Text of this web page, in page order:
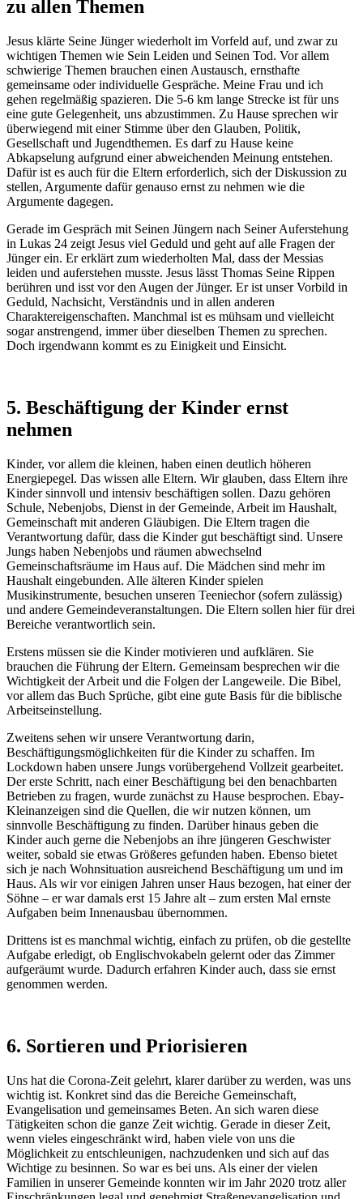
zu allen Themen
Jesus klärte Seine Jünger wiederholt im Vorfeld auf, und zwar zu
wichtigen Themen wie Sein Leiden und Seinen Tod. Vor allem
schwierige Themen brauchen einen Austausch, ernsthafte
gemeinsame oder individuelle Gespräche. Meine Frau und ich
gehen regelmäßig spazieren. Die 5-6 km lange Strecke ist für uns
eine gute Gelegenheit, uns abzustimmen. Zu Hause sprechen wir
überwiegend mit einer Stimme über den Glauben, Politik,
Gesellschaft und Jugendthemen. Es darf zu Hause keine
Abkapselung aufgrund einer abweichenden Meinung entstehen.
Dafür ist es auch für die Eltern erforderlich, sich der Diskussion zu
stellen, Argumente dafür genauso ernst zu nehmen wie die
Argumente dagegen.
Gerade im Gespräch mit Seinen Jüngern nach Seiner Auferstehung
in Lukas 24 zeigt Jesus viel Geduld und geht auf alle Fragen der
Jünger ein. Er erklärt zum wiederholten Mal, dass der Messias
leiden und auferstehen musste. Jesus lässt Thomas Seine Rippen
berühren und isst vor den Augen der Jünger. Er ist unser Vorbild in
Geduld, Nachsicht, Verständnis und in allen anderen
Charaktereigenschaften. Manchmal ist es mühsam und vielleicht
sogar anstrengend, immer über dieselben Themen zu sprechen.
Doch irgendwann kommt es zu Einigkeit und Einsicht.
5. Beschäftigung der Kinder ernst
nehmen
Kinder, vor allem die kleinen, haben einen deutlich höheren
Energiepegel. Das wissen alle Eltern. Wir glauben, dass Eltern ihre
Kinder sinnvoll und intensiv beschäftigen sollen. Dazu gehören
Schule, Nebenjobs, Dienst in der Gemeinde, Arbeit im Haushalt,
Gemeinschaft mit anderen Gläubigen. Die Eltern tragen die
Verantwortung dafür, dass die Kinder gut beschäftigt sind. Unsere
Jungs haben Nebenjobs und räumen abwechselnd
Gemeinschaftsräume im Haus auf. Die Mädchen sind mehr im
Haushalt eingebunden. Alle älteren Kinder spielen
Musikinstrumente, besuchen unseren Teeniechor (sofern zulässig)
und andere Gemeindeveranstaltungen. Die Eltern sollen hier für drei
Bereiche verantwortlich sein.
Erstens müssen sie die Kinder motivieren und aufklären. Sie
brauchen die Führung der Eltern. Gemeinsam besprechen wir die
Wichtigkeit der Arbeit und die Folgen der Langeweile. Die Bibel,
vor allem das Buch Sprüche, gibt eine gute Basis für die biblische
Arbeitseinstellung.
Zweitens sehen wir unsere Verantwortung darin,
Beschäftigungsmöglichkeiten für die Kinder zu schaffen. Im
Lockdown haben unsere Jungs vorübergehend Vollzeit gearbeitet.
Der erste Schritt, nach einer Beschäftigung bei den benachbarten
Betrieben zu fragen, wurde zunächst zu Hause besprochen. Ebay-
Kleinanzeigen sind die Quellen, die wir nutzen können, um
sinnvolle Beschäftigung zu finden. Darüber hinaus geben die
Kinder auch gerne die Nebenjobs an ihre jüngeren Geschwister
weiter, sobald sie etwas Größeres gefunden haben. Ebenso bietet
sich je nach Wohnsituation ausreichend Beschäftigung um und im
Haus. Als wir vor einigen Jahren unser Haus bezogen, hat einer der
Söhne – er war damals erst 15 Jahre alt – zum ersten Mal ernste
Aufgaben beim Innenausbau übernommen.
Drittens ist es manchmal wichtig, einfach zu prüfen, ob die gestellte
Aufgabe erledigt, ob Englischvokabeln gelernt oder das Zimmer
aufgeräumt wurde. Dadurch erfahren Kinder auch, dass sie ernst
genommen werden.
6. Sortieren und Priorisieren
Uns hat die Corona-Zeit gelehrt, klarer darüber zu werden, was uns
wichtig ist. Konkret sind das die Bereiche Gemeinschaft,
Evangelisation und gemeinsames Beten. An sich waren diese
Tätigkeiten schon die ganze Zeit wichtig. Gerade in dieser Zeit,
wenn vieles eingeschränkt wird, haben viele von uns die
Möglichkeit zu entschleunigen, nachzudenken und sich auf das
Wichtige zu besinnen. So war es bei uns. Als einer der vielen
Familien in unserer Gemeinde konnten wir im Jahr 2020 trotz aller